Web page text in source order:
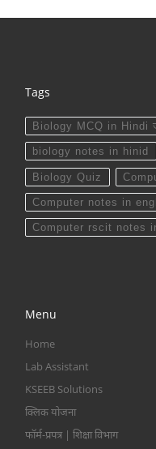
Tags
Biology MCQ in Hindi
biology notes in hinid
Biology Quiz
Computer notes in
Computer rscit notes
Menu
Home
Lab Assistant
KSEEB Solutions
क्लिक योजना
फॉर्म-प्रपत्र | शिक्षा विभाग